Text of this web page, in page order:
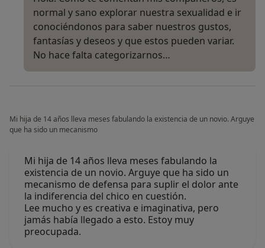
normal y sano explorar nuestra sexualidad e ir
conociéndonos para saber nuestros gustos,
fantasías y deseos y que estos pueden variar.
No hace falta categorizarnos…
Mi hija de 14 años lleva meses fabulando la existencia de un novio. Arguye
que ha sido un mecanismo
Mi hija de 14 años lleva meses fabulando la
existencia de un novio. Arguye que ha sido un
mecanismo de defensa para suplir el dolor ante
la indiferencia del chico en cuestión.
Lee mucho y es creativa e imaginativa, pero
jamás había llegado a esto. Estoy muy
preocupada.